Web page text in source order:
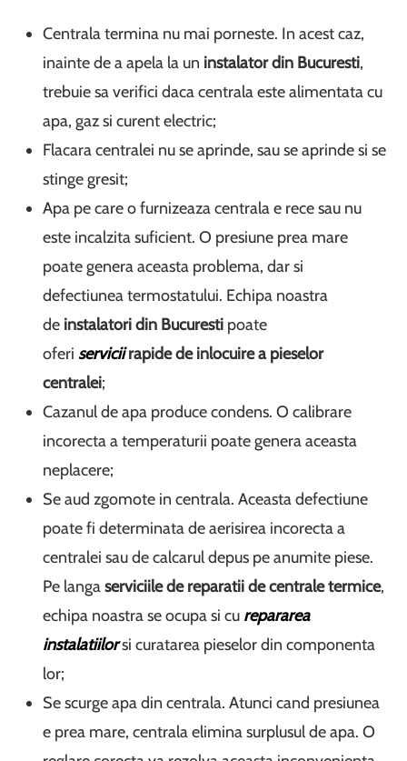
Centrala termina nu mai porneste. In acest caz,
inainte de a apela la un instalator din Bucuresti,
trebuie sa verifici daca centrala este alimentata cu
apa, gaz si curent electric;
Flacara centralei nu se aprinde, sau se aprinde si se
stinge gresit;
Apa pe care o furnizeaza centrala e rece sau nu
este incalzita suficient. O presiune prea mare
poate genera aceasta problema, dar si
defectiunea termostatului. Echipa noastra
de instalatori din Bucuresti poate
oferiserviciirapide de inlocuire a pieselor
centralei;
Cazanul de apa produce condens. O calibrare
incorecta a temperaturii poate genera aceasta
neplacere;
Se aud zgomote in centrala. Aceasta defectiune
poate fi determinata de aerisirea incorecta a
centralei sau de calcarul depus pe anumite piese.
Pe langaserviciile de reparatii de centrale termice,
echipa noastra se ocupa si cu repararea
instalatiilorsi curatarea pieselor din componenta
lor;
Se scurge apa din centrala. Atunci cand presiunea
e prea mare, centrala elimina surplusul de apa. O